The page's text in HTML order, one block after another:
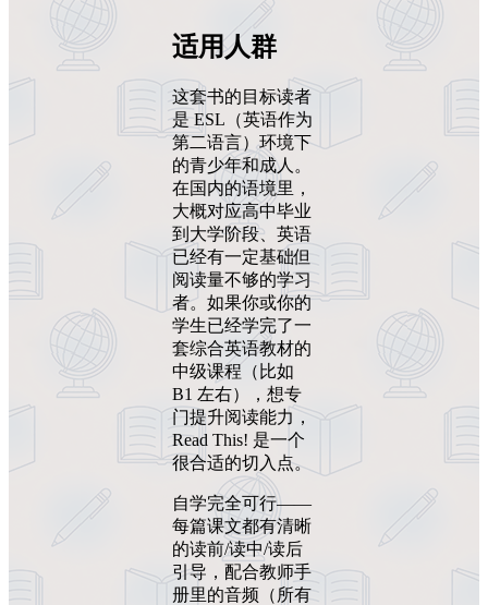
适用人群
这套书的目标读者
是 ESL（英语作为
第二语言）环境下
的青少年和成人。
在国内的语境里，
大概对应高中毕业
到大学阶段、英语
已经有一定基础但
阅读量不够的学习
者。如果你或你的
学生已经学完了一
套综合英语教材的
中级课程（比如
B1 左右），想专
门提升阅读能力，
Read This! 是一个
很合适的切入点。
自学完全可行——
每篇课文都有清晰
的读前/读中/读后
引导，配合教师手
册里的音频（所有